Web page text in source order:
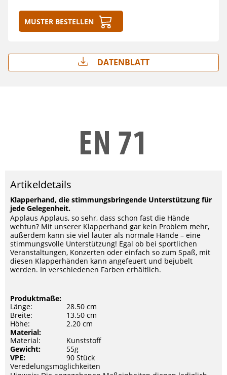
Muster bestellen
Datenblatt
Artikeldetails
Klapperhand, die stimmungsbringende Unterstützung für
jede Gelegenheit.
Applaus Applaus, so sehr, dass schon fast die Hände
wehtun? Mit unserer Klapperhand gar kein Problem mehr,
außerdem kann sie viel lauter als normale Hände – eine
stimmungsvolle Unterstützung! Egal ob bei sportlichen
Veranstaltungen, Konzerten oder einfach so zum Spaß, mit
diesen Klapperhänden kann angefeuert und bejubelt
werden. In verschiedenen Farben erhältlich.
Produktmaße:
Länge:
28.50 cm
Breite:
13.50 cm
Höhe:
2.20 cm
Material:
Material:
Kunststoff
Gewicht:
55g
VPE:
90 Stück
Veredelungsmöglichkeiten